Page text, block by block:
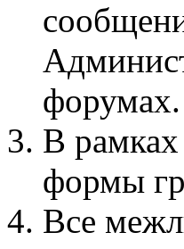
форумах.
В
формы
Все